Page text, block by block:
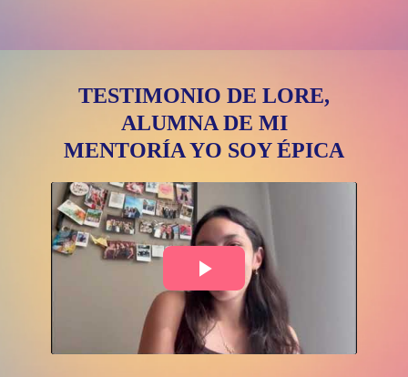
TESTIMONIO DE LORE,
ALUMNA DE MI
MENTORÍA YO SOY ÉPICA